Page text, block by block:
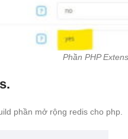
Phần PHP
phần mở rộng redis cho php.